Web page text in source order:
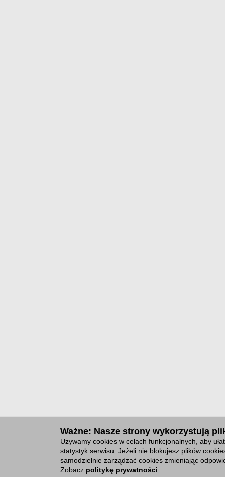
Ważne: Nasze strony wykorzystują
Używamy cookies w celach funkcjonalnych, aby
statystyk serwisu. Jeżeli nie blokujesz plików
samodzielnie zarządzać cookies zmieniając
Zobacz politykę prywatności